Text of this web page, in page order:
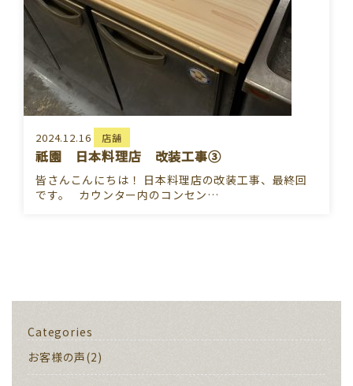
2024.12.16 店舗
祇園 日本料理店 改装工事③
皆さんこんにちは！ 日本料理店の改装工事、最終回
です。 カウンター内のコンセン…
Categories
お客様の声(2)